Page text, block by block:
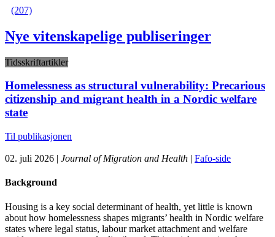
(207)
Nye vitenskapelige publiseringer
Tidsskriftartikler
Homelessness as structural vulnerability: Precarious
citizenship and migrant health in a Nordic welfare
state
Til publikasjonen
02. juli 2026 | Journal of Migration and Health | Fafo-side
Background
Housing is a key social determinant of health, yet little is known
about how homelessness shapes migrants’ health in Nordic welfare
states where legal status, labour market attachment and welfare